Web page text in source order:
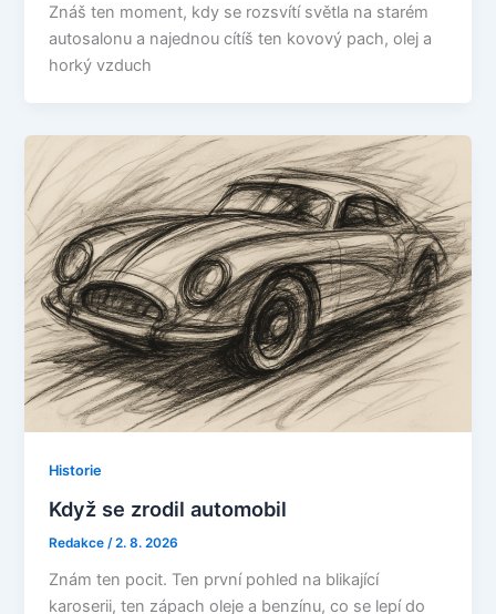
Znáš ten moment, kdy se rozsvítí světla na starém
autosalonu a najednou cítíš ten kovový pach, olej a
horký vzduch
Historie
Když se zrodil automobil
Redakce/2. 8. 2026
Znám ten pocit. Ten první pohled na blikající
karoserii, ten zápach oleje a benzínu, co se lepí do